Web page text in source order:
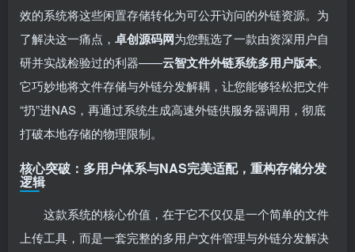
效的系统将这些闲置存储转化为可公开访问的外链资源。为
了解决这一痛点， 卓创源码网为您甄选了一款由资深用户自
研并实战检验过的利器——云智文件外链系统多用户版本。
它巧妙地将文件存储与外链分发解耦，让您能够轻松把文件
“扔”进NAS，再通过系统生成高速外链供服务器调用，彻底
打破本地存储的物理限制。
核心突破：多用户体系与NAS完美适配，重构存储分发
逻辑
这款系统的核心价值，在于它不仅仅是一个简单的文件
上传工具，而是一套完整的多用户文件管理与外链分发解决